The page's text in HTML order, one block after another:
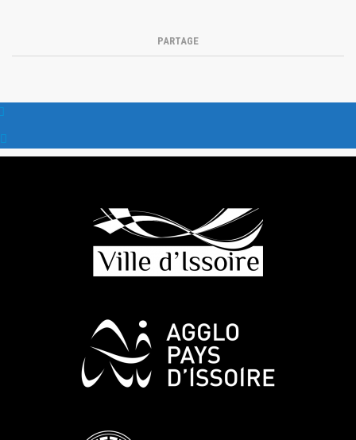
PARTAGE